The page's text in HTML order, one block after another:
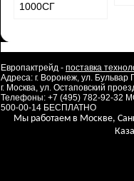
1000СГ
Европактрейд - поставка
Адреса: г. Воронеж, ул.
г. Москва, ул. Остаповский
Телефоны: +7 (495) 782-92-32
500-00-14 БЕСПЛАТНО
Мы работаем в Москве,